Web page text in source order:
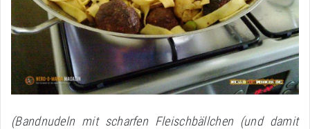
(Bandnudeln mit scharfen Fleischbällchen (und damit